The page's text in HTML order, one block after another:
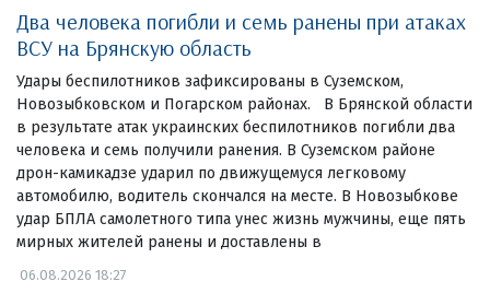
Два человека погибли и семь ранены при атаках
ВСУ на Брянскую область
Удары беспилотников зафиксированы в Суземском,
Новозыбковском и Погарском районах. В Брянской области
в результате атак украинских беспилотников погибли два
человека и семь получили ранения. В Суземском районе
дрон-камикадзе ударил по движущемуся легковому
автомобилю, водитель скончался на месте. В Новозыбкове
удар БПЛА самолетного типа унес жизнь мужчины, еще пять
мирных жителей ранены и доставлены в
06.08.2026 18:27